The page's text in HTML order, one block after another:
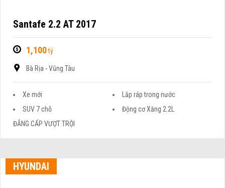
Santafe 2.2 AT 2017
1,100tỷ
Bà Rịa - Vũng Tàu
Xe mới
Lắp ráp trong nước
SUV 7 chỗ
Động cơ Xăng 2.2L
ĐẲNG CẤP VƯỢT TRỘI
HYUNDAI